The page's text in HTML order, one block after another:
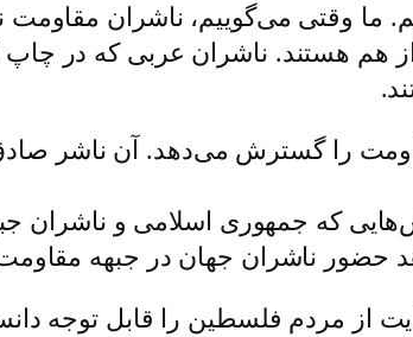
ما وقتی می‌گوییم، ناشران مقاومت
از هم هستند. ناشران عربی که در
را گسترش می‌دهد. آن ناشر صادق
که جمهوری اسلامی و ناشران
حضور ناشران جهان در جبهه
از مردم فلسطین را قابل توجه